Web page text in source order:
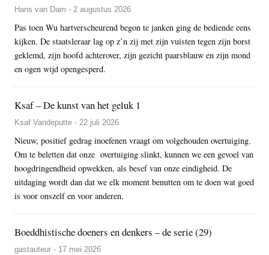
Hans van Dam - 2 augustus 2026
Pas toen Wu hartverscheurend begon te janken ging de bediende eens
kijken. De staatsleraar lag op z’n zij met zijn vuisten tegen zijn borst
geklemd, zijn hoofd achterover, zijn gezicht paarsblauw en zijn mond
en ogen wijd opengesperd.
Ksaf – De kunst van het geluk 1
Ksaf Vandeputte - 22 juli 2026
Nieuw, positief gedrag inoefenen vraagt om volgehouden overtuiging.
Om te beletten dat onze overtuiging slinkt, kunnen we een gevoel van
hoogdringendheid opwekken, als besef van onze eindigheid. De
uitdaging wordt dan dat we elk moment benutten om te doen wat goed
is voor onszelf en voor anderen.
Boeddhistische doeners en denkers – de serie (29)
gastauteur - 17 mei 2026